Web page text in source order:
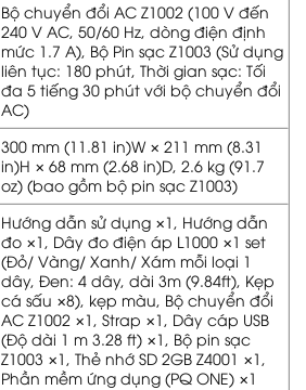
Bộ chuyển đổi AC Z1002 (100 V đến
240 V AC, 50/60 Hz, dòng điện định
mức 1.7 A), Bộ Pin sạc Z1003 (Sử dụng
liên tục: 180 phút, Thời gian sạc: Tối
đa 5 tiếng 30 phút với bộ chuyển đổi
AC)
300 mm (11.81 in)W × 211 mm (8.31
in)H × 68 mm (2.68 in)D, 2.6 kg (91.7
oz) (bao gồm bộ pin sạc Z1003)
Hướng dẫn sử dụng ×1, Hướng dẫn
đo ×1, Dây đo điện áp L1000 ×1 set
(Đỏ/ Vàng/ Xanh/ Xám mỗi loại 1
dây, Đen: 4 dây, dài 3m (9.84ft), Kẹp
cá sấu ×8), kẹp màu, Bộ chuyển đổi
AC Z1002 ×1, Strap ×1, Dây cáp USB
(Độ dài 1 m 3.28 ft) ×1, Bộ pin sạc
Z1003 ×1, Thẻ nhớ SD 2GB Z4001 ×1,
Phần mềm ứng dụng (PQ ONE) ×1